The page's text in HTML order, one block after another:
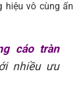
hiệu vô cùng ấn
cáo tràn
nhiều ưu